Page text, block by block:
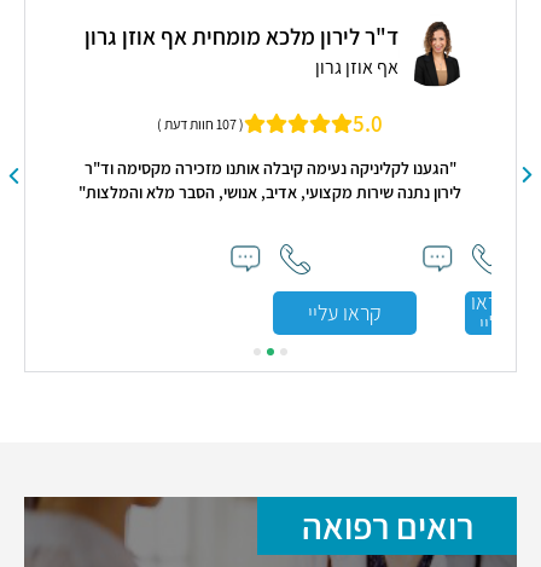
קראו
עליי
ד"ר לירון מלכא מומחית אף אוזן גרון
אף אוזן גרון
5.0 ( 107 חוות דעת )
"הגענו לקליניקה נעימה קיבלה אותנו מזכירה מקסימה וד"ר
לירון נתנה שירות מקצועי, אדיב, אנושי, הסבר מלא והמלצות"
קראו עליי
רואים רפואה